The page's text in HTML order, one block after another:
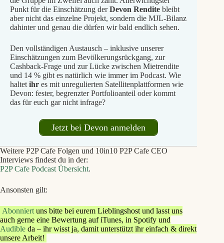
Punkt für die Einschätzung derDevon Renditebleibt
aber nicht das einzelne Projekt, sondern die MJL-Bilanz
dahinter und genau die dürfen wir bald endlich sehen.
Den vollständigen Austausch – inklusive unserer
Einschätzungen zum Bevölkerungsrückgang, zur
Cashback-Frage und zur Lücke zwischen Mietrendite
und 14 % gibt es natürlich wie immer im Podcast. Wie
haltet ihres mit unregulierten Satellitenplattformen wie
Devon: fester, begrenzter Portfolioanteil oder kommt
das für euch gar nicht infrage?
Jetzt bei Devon anmelden
Weitere P2P Cafe Folgen und 10in10 P2P Cafe CEO
Interviews findest du in der:
P2P Cafe Podcast Übersicht.
Ansonsten gilt:
Abonniert uns bitte bei eurem Lieblingshost und lasst uns
auch gerne eine Bewertung auf iTunes, in Spotify und
Audible da – ihr wisst ja, damit unterstützt ihr einfach & direkt
unsere Arbeit!